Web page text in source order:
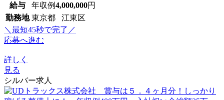
給与 年収例4,000,000円
勤務地 東京都 江東区
＼最短45秒で完了／
応募へ進む
詳しく
見る
シルバー求人